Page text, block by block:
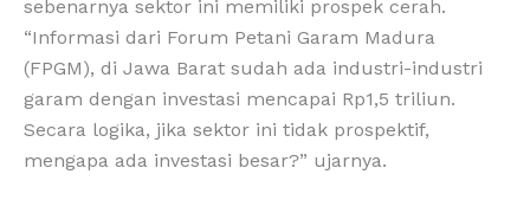
sebenarnya sektor ini memiliki prospek cerah.
“Informasi dari Forum Petani Garam Madura
(FPGM), di Jawa Barat sudah ada industri-industri
garam dengan investasi mencapai Rp1,5 triliun.
Secara logika, jika sektor ini tidak prospektif,
mengapa ada investasi besar?” ujarnya.